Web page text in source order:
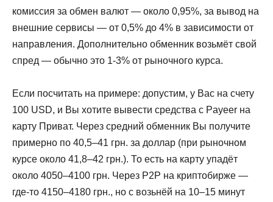
комиссия за обмен валют — около 0,95%, за вывод на
внешние сервисы — от 0,5% до 4% в зависимости от
направления. Дополнительно обменник возьмёт свой
спред — обычно это 1-3% от рыночного курса.
Если посчитать на примере: допустим, у Вас на счету
100 USD, и Вы хотите вывести средства с Payeer на
карту Приват. Через средний обменник Вы получите
примерно по 40,5–41 грн. за доллар (при рыночном
курсе около 41,8–42 грн.). То есть на карту упадёт
около 4050–4100 грн. Через P2P на криптобирже —
где-то 4150–4180 грн., но с возьнёй на 10–15 минут